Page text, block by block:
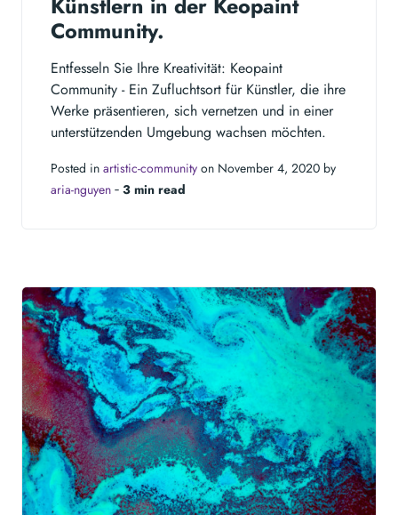
Community.
Entfesseln Sie Ihre Kreativität: Keopaint
Community - Ein Zufluchtsort für Künstler, die ihre
Werke präsentieren, sich vernetzen und in einer
unterstützenden Umgebung wachsen möchten.
Posted in artistic-community on November 4, 2020 by
aria-nguyen ‐ 3 min read